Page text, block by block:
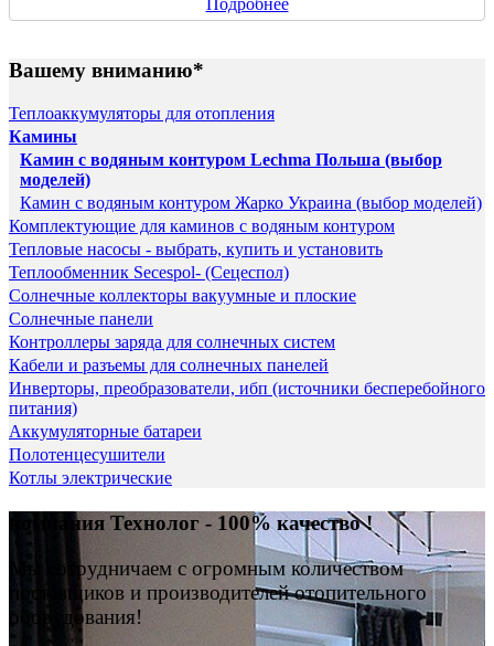
Подробнее
Вашему вниманию*
Теплоаккумуляторы для отопления
Камины
Камин с водяным контуром Lechma Польша (выбор
моделей)
Камин с водяным контуром Жарко Украина (выбор моделей)
Комплектующие для каминов с водяным контуром
Тепловые насосы - выбрать, купить и установить
Теплообменник Secespol- (Сецеспол)
Солнечные коллекторы вакуумные и плоские
Солнечные панели
Контроллеры заряда для солнечных систем
Кабели и разъемы для солнечных панелей
Инверторы, преобразователи, ибп (источники бесперебойного
питания)
Аккумуляторные батареи
Полотенцесушители
Котлы электрические
компания Технолог - 100% качество !
Мы сотрудничаем с огромным количеством
поставщиков и производителей отопительного
оборудования!